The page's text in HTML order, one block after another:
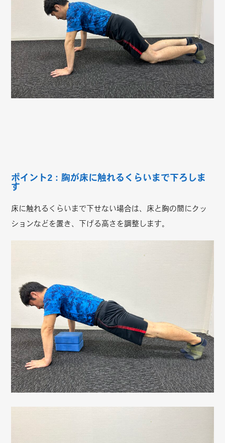
ポイント2：胸が床に触れるくらいまで下ろしま
す
床に触れるくらいまで下せない場合は、床と胸の間にクッ
ションなどを置き、下げる高さを調整します。